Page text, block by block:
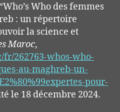
Who des femmes
: un répertoire
la science et
Maroc,
262763-whos-who-
au-maghreb-un-
pour-
le 18 décembre 2024.